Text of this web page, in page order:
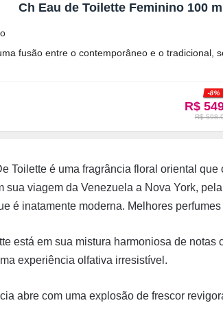
Ch Eau de Toilette Feminino 100 ml
fusão entre o contemporâneo e o tradicional,
R$
-8%
R$
Toilette é uma fragrância floral oriental
sua viagem da Venezuela a Nova York,
é inatamente moderna. Melhores
está em sua mistura harmoniosa de
experiência olfativa irresistível.
abre com uma explosão de frescor